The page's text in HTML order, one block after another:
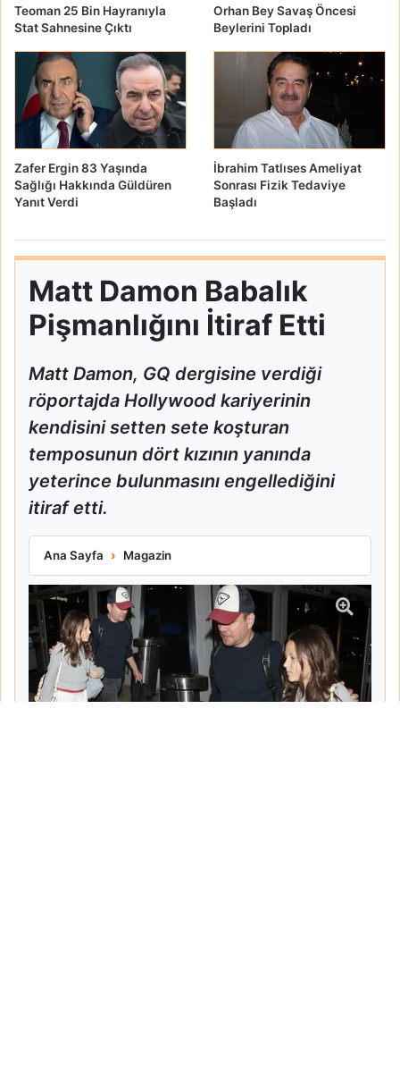
Teoman 25 Bin Hayranıyla
Stat Sahnesine Çıktı
Orhan Bey Savaş Öncesi
Beylerini Topladı
Zafer Ergin 83 Yaşında
Sağlığı Hakkında Güldüren
Yanıt Verdi
İbrahim Tatlıses Ameliyat
Sonrası Fizik Tedaviye
Başladı
Matt Damon Babalık
Pişmanlığını İtiraf Etti
Matt Damon, GQ dergisine verdiği
röportajda Hollywood kariyerinin
kendisini setten sete koşturan
temposunun dört kızının yanında
yeterince bulunmasını engellediğini
itiraf etti.
Ana Sayfa Magazin
Matt Damon Babalık Pişmanlığını İtiraf Etti